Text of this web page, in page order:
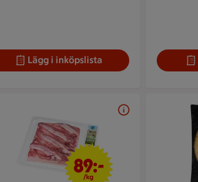
Lägg i inköpslista
89 kr/kg
89:-
/kg